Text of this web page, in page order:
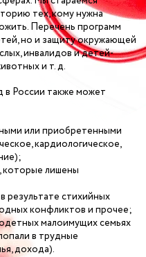
тех, кому нужна
Перечень программ
но и защиту окружающей
инвалидов и детей-
и т. д.
России также может
или приобретенными
кардиологическое,
которые лишены
результате стихийных
конфликтов и прочее;
малоимущих семьях
в трудные
дохода).